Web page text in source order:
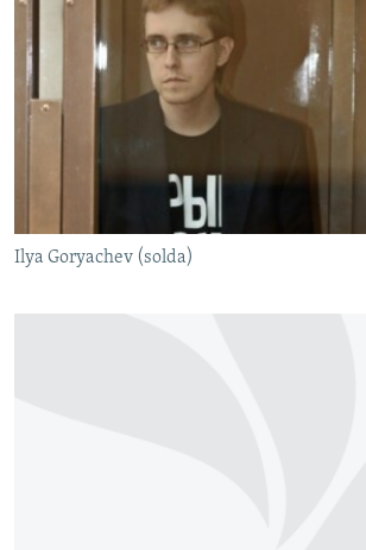
Ilya Goryachev (solda)